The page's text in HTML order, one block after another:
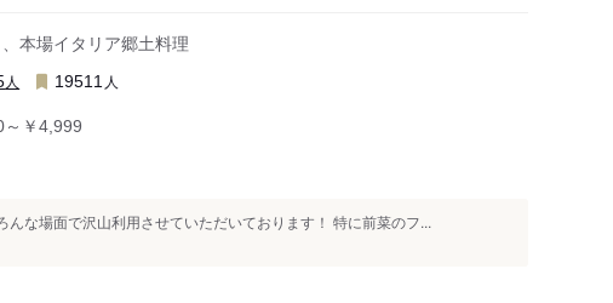
本場イタリア郷土料理
人 19511 人
～￥4,999
んな場面で沢山利用させていただいております！ 特に前菜のフ...